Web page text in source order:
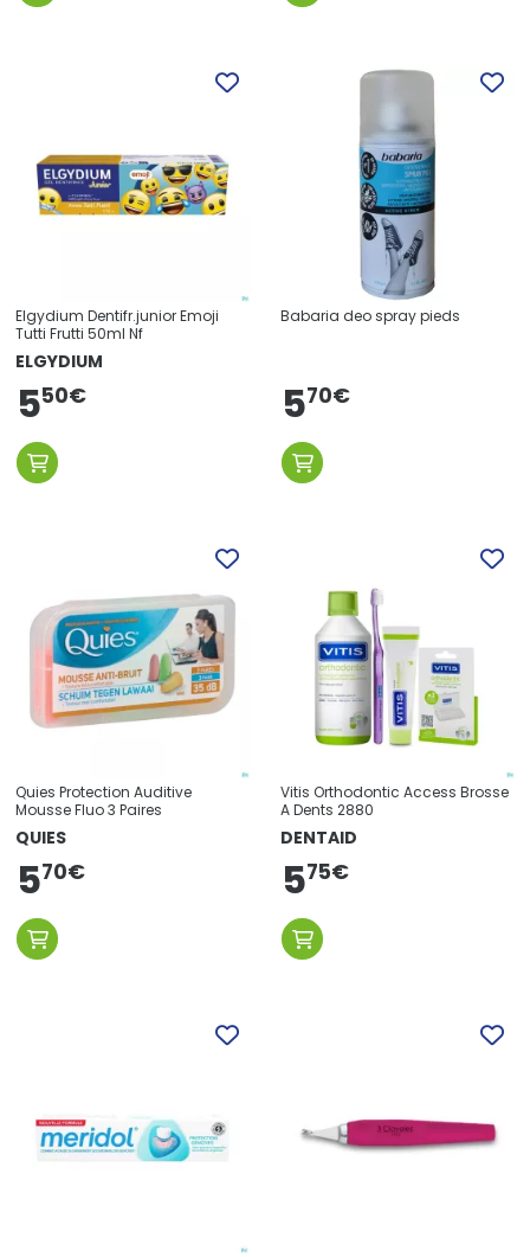
Elgydium Dentifr.junior Emoji
Tutti Frutti 50ml Nf
ELGYDIUM
550€
Babaria deo spray pieds
570€
Quies Protection Auditive
Mousse Fluo 3 Paires
QUIES
570€
Vitis Orthodontic Access Brosse
A Dents 2880
DENTAID
575€